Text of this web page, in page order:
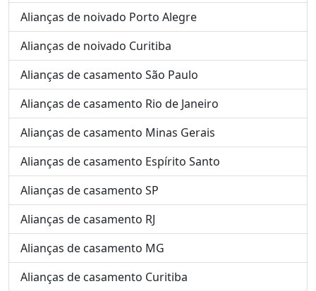
Alianças de noivado Porto Alegre
Alianças de noivado Curitiba
Alianças de casamento São Paulo
Alianças de casamento Rio de Janeiro
Alianças de casamento Minas Gerais
Alianças de casamento Espírito Santo
Alianças de casamento SP
Alianças de casamento RJ
Alianças de casamento MG
Alianças de casamento Curitiba